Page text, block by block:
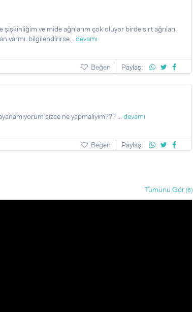
ve mide ağrılarım çok oluyor birde sırt ağrıları
varmı. bilgilendirirse...devamı
Paylaş:
Beğen
sizce ne yapmaliyim??? ...devamı
Paylaş:
Beğen
Tümünü Gör(6)